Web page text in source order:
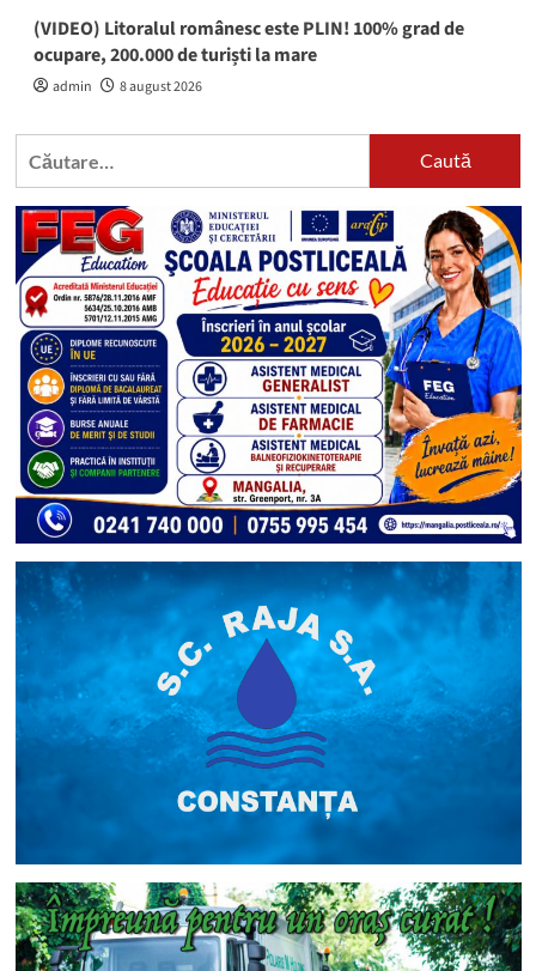
(VIDEO) Litoralul românesc este PLIN! 100% grad de
ocupare, 200.000 de turiști la mare
admin 8 august 2026
Caută